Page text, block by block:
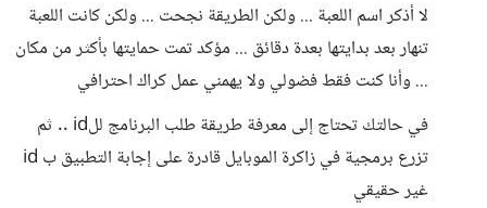
لا أذكر اسم اللعبة ... ولكن الطريقة نجحت ... ولكن كانت اللعبة
تنهار بعد بدايتها بعدة دقائق ... مؤكد تمت حمايتها بأكثر من مكان
... وأنا كنت فقط فضولي ولا يهمني عمل كراك احترافي
في حالتك تحتاج إلى معرفة طريقة طلب البرنامج للid .. ثم
تزرع برمجية في زاكرة الموبايل قادرة على إجابة التطبيق ب id
غير حقيقي